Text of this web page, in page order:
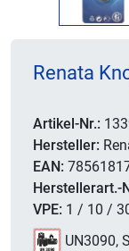
Renata
Artikel-Nr.:
Hersteller:
EAN:
Herstellerart.-
VPE: 1 / 10 /
UN3090,